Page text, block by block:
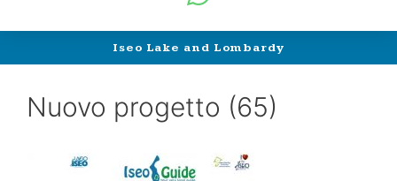
Iseo Lake and Lombardy
Nuovo progetto (65)